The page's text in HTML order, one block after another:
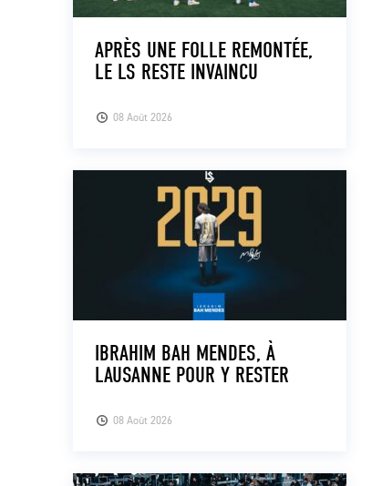
08 Août 2026
APRÈS UNE FOLLE REMONTÉE,
LE LS RESTE INVAINCU
08 Août 2026
IBRAHIM BAH MENDES, À
LAUSANNE POUR Y RESTER